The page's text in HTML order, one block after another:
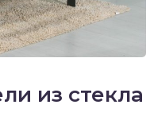
из стекла